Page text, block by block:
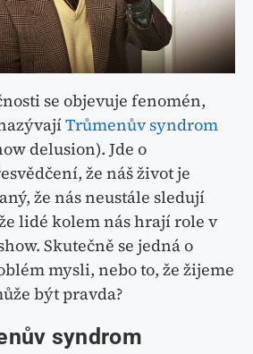
se objevuje fenomén,
Trůmenův syndrom
delusion). Jde o
že náš život je
že nás neustále sledují
lidé kolem nás hrají role v
Skutečně se jedná o
mysli, nebo to, že žijeme
být pravda?
syndrom